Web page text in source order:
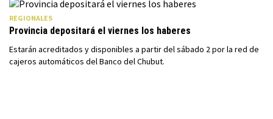
REGIONALES
Provincia depositará el viernes los haberes
Estarán acreditados y disponibles a partir del sábado 2 por la red de
cajeros automáticos del Banco del Chubut.